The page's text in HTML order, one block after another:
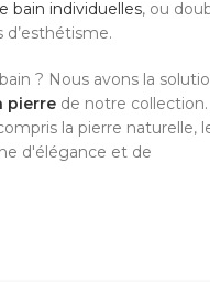
bain individuelles, ou
? Nous avons la
pierre de notre collection.
la pierre naturelle,
d'élégance et de